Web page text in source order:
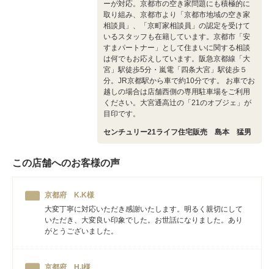
ーが対応。京都市の空き家問題にも積極的に
取り組み、京都市より「京都市地域の空き家
相談員」、「京町家相談員」の認定を受けて
いるスタッフも在籍しています。京都市「安
すまパートナー」として住まいに関する相談
は何でもお応えしています。阪急京都線「大
宮」駅徒歩5分・嵐電「四条大宮」駅徒歩５
分。JR京都駅から車で約10分です。 お車でお
越しの場合は店舗西側の専用駐車場をご利用
ください。大宮通高辻の「21のオブジェ」が
目印です。
センチュリー21ライフ住宅販売 島本 猛男
この店舗へのお客様の声
京都府 K.K様
大変丁寧に対応いただき感謝いたします。明るく親切にして
いただき、大変良い印象でした。お世話になりました。あり
がとうございました。
京都府 H.I様